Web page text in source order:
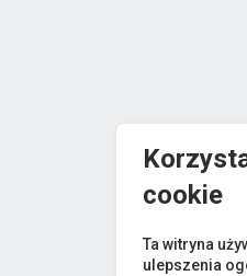
cookie
Ta witryna
ulepszenia